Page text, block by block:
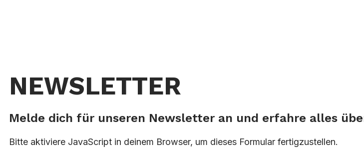
NEWSLETTER
Melde dich für unseren Newsletter an und erfahre alles
Bitte aktiviere JavaScript in deinem Browser, um dieses Formular fertigzustellen.